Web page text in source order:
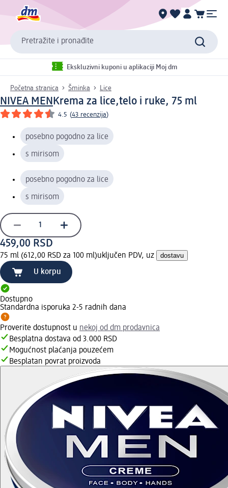
Pretražite i pronađite
Ekskluzivni kuponi u aplikaciji Moj dm
Početna stranica Šminka Lice
NIVEA MEN Krema za lice,telo i ruke, 75 ml
4.5 (43 recenzija)
posebno pogodno za lice
s mirisom
posebno pogodno za lice
s mirisom
459,00 RSD
75 ml (612,00 RSD za 100 ml)uključen PDV, uz dostavu
U korpu
Dostupno
Standardna isporuka 2-5 radnih dana
Proverite dostupnost u nekoj od dm prodavnica
Besplatna dostava od 3.000 RSD
Mogućnost plaćanja pouzećem
Besplatan povrat proizvoda